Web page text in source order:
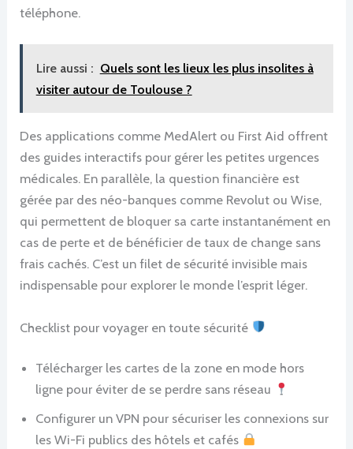
téléphone.
Lire aussi : Quels sont les lieux les plus insolites à
visiter autour de Toulouse ?
Des applications comme MedAlert ou First Aid offrent
des guides interactifs pour gérer les petites urgences
médicales. En parallèle, la question financière est
gérée par des néo-banques comme Revolut ou Wise,
qui permettent de bloquer sa carte instantanément en
cas de perte et de bénéficier de taux de change sans
frais cachés. C’est un filet de sécurité invisible mais
indispensable pour explorer le monde l’esprit léger.
Checklist pour voyager en toute sécurité
Télécharger les cartes de la zone en mode hors
ligne pour éviter de se perdre sans réseau
Configurer un VPN pour sécuriser les connexions sur
les Wi-Fi publics des hôtels et cafés